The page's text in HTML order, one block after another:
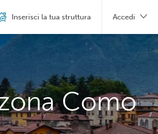
Como
Inserisci la tua struttura Accedi